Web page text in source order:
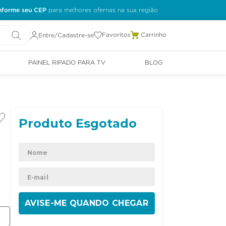
seu CEP
Entre/Cadastre-se Favoritos
PAINEL RIPADO PARA TV BLOG
ENVIAR